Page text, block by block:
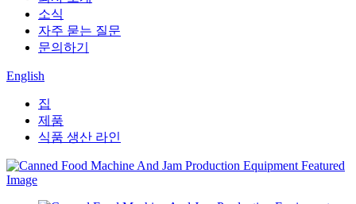
소식
자주 묻는 질문
문의하기
English
집
제품
식품 생산 라인